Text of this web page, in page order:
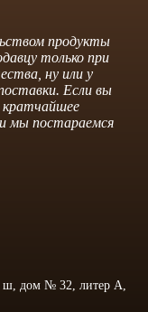
продукты
только при
ну или у
Если вы
кратчайшее
мы постараемся
ш, дом № 32, литер А,